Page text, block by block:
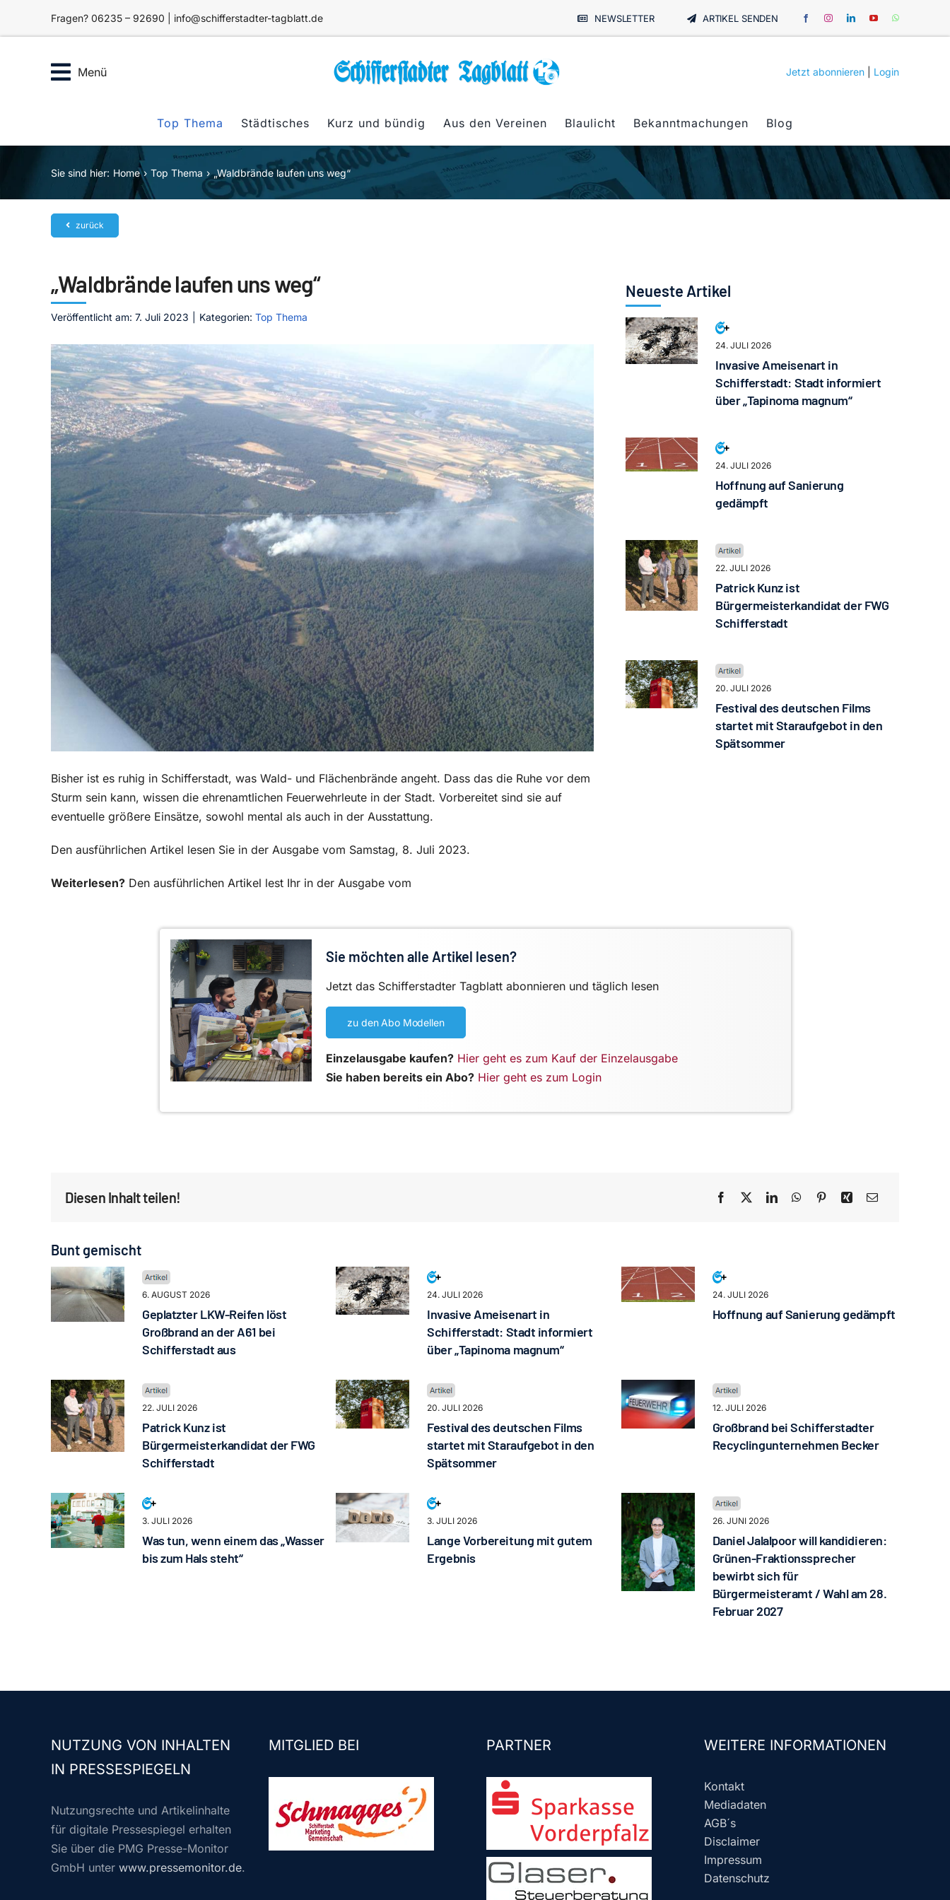
Fragen? 06235 – 92690 | info@schifferstadter-tagblatt.de NEWSLETTER ARTIKEL SENDEN
Menü Jetzt abonnieren Login
Top Thema Städtisches Kurz und bündig Aus den Vereinen Blaulicht Bekanntmachungen Blog
Sie sind hier: Home Top Thema „Waldbrände laufen uns weg“
zurück
„Waldbrände laufen uns weg“
Veröffentlicht am: 7. Juli 2023 Kategorien: Top Thema
Bisher ist es ruhig in Schifferstadt, was Wald- und Flächenbrände angeht. Dass das die Ruhe vor dem
Sturm sein kann, wissen die ehrenamtlichen Feuerwehrleute in der Stadt. Vorbereitet sind sie auf
eventuelle größere Einsätze, sowohl mental als auch in der Ausstattung.
Den ausführlichen Artikel lesen Sie in der Ausgabe vom Samstag, 8. Juli 2023.
Weiterlesen? Den ausführlichen Artikel lest Ihr in der Ausgabe vom
Neueste Artikel
24. JULI 2026
Invasive Ameisenart in
Schifferstadt: Stadt informiert
über „Tapinoma magnum“
24. JULI 2026
Hoffnung auf Sanierung
gedämpft
22. JULI 2026
Patrick Kunz ist
Bürgermeisterkandidat der FWG
Schifferstadt
20. JULI 2026
Festival des deutschen Films
startet mit Staraufgebot in den
Spätsommer
Sie möchten alle Artikel lesen?
Jetzt das Schifferstadter Tagblatt abonnieren und täglich lesen
zu den Abo Modellen
Einzelausgabe kaufen? Hier geht es zum Kauf der Einzelausgabe
Sie haben bereits ein Abo? Hier geht es zum Login
Diesen Inhalt teilen!
Bunt gemischt
6. AUGUST 2026
Geplatzter LKW-Reifen löst
Großbrand an der A61 bei
Schifferstadt aus
24. JULI 2026
Invasive Ameisenart in
Schifferstadt: Stadt informiert
über „Tapinoma magnum“
24. JULI 2026
Hoffnung auf Sanierung gedämpft
22. JULI 2026
Patrick Kunz ist
Bürgermeisterkandidat der FWG
Schifferstadt
20. JULI 2026
Festival des deutschen Films
startet mit Staraufgebot in den
Spätsommer
12. JULI 2026
Großbrand bei Schifferstadter
Recyclingunternehmen Becker
3. JULI 2026
Was tun, wenn einem das „Wasser
bis zum Hals steht“
3. JULI 2026
Lange Vorbereitung mit gutem
Ergebnis
26. JUNI 2026
Daniel Jalalpoor will kandidieren:
Grünen-Fraktionssprecher
bewirbt sich für
Bürgermeisteramt / Wahl am 28.
Februar 2027
NUTZUNG VON INHALTEN
IN PRESSESPIEGELN
Nutzungsrechte und Artikelinhalte
für digitale Pressespiegel erhalten
Sie über die PMG Presse-Monitor
GmbH unter www.pressemonitor.de.
MITGLIED BEI PARTNER WEITERE INFORMATIONEN
Kontakt
Mediadaten
AGB´s
Disclaimer
Impressum
Datenschutz